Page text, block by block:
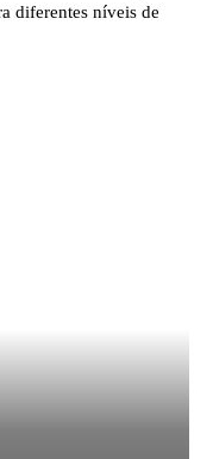
diferentes níveis de